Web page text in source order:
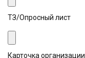
ТЗ/Опросный лист
Карточка организации